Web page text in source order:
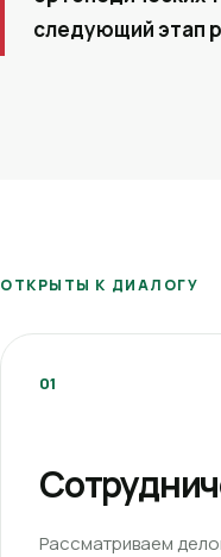
следующий этап
ОТКРЫТЫ К ДИАЛОГУ
01
Рассматриваем